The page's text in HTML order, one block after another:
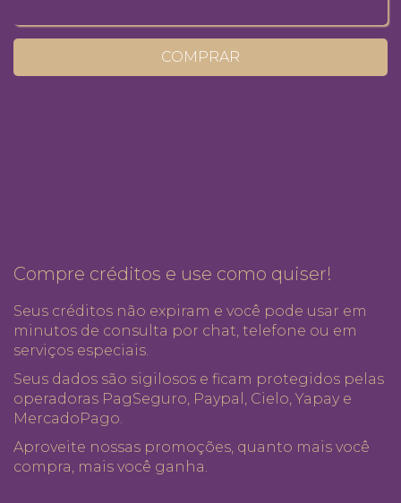
COMPRAR
Compre créditos e use como quiser!
Seus créditos não expiram e você pode usar em
minutos de consulta por chat, telefone ou em
serviços especiais.
Seus dados são sigilosos e ficam protegidos pelas
operadoras PagSeguro, Paypal, Cielo, Yapay e
MercadoPago.
Aproveite nossas promoções, quanto mais você
compra, mais você ganha.